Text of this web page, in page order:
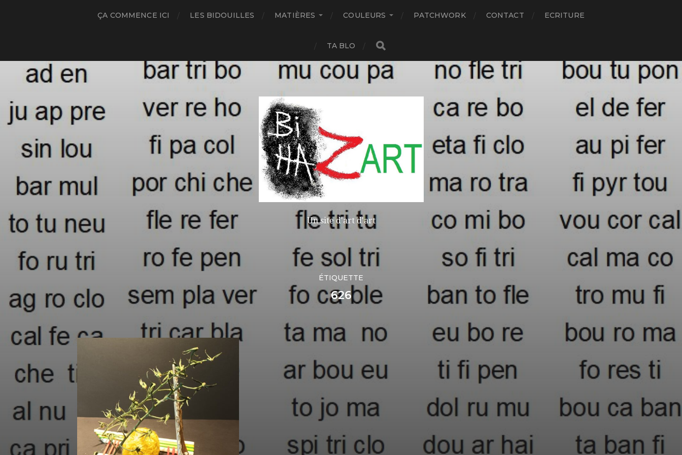
ÇA COMMENCE ICI LES BIDOUILLES MATIÈRES COULEURS PATCHWORK CONTACT ECRITURE
TA BLO
Un site d'art d'art
ÉTIQUETTE
626